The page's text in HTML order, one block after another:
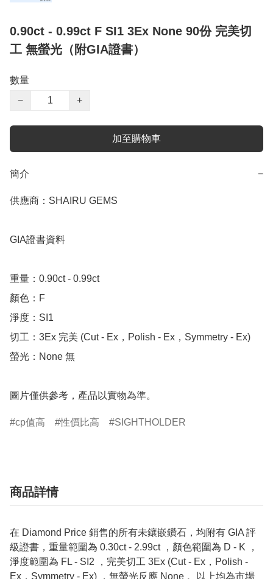
0.90ct - 0.99ct F SI1 3Ex None 90份 完美切
工 無螢光（附GIA證書）
數量
−
+
加至購物車
簡介 −
供應商：SHAIRU GEMS
GIA證書資料
重量：0.90ct - 0.99ct
顏色：F
淨度：SI1
切工：3Ex 完美 (Cut - Ex，Polish - Ex，Symmetry - Ex)
螢光：None 無
圖片僅供參考，產品以實物為準。
cp值高 性價比高 SIGHTHOLDER
商品詳情
在 Diamond Price 銷售的所有未鑲嵌鑽石，均附有 GIA 評
級證書，重量範圍為 0.30ct - 2.99ct ，顏色範圍為 D - K ，
淨度範圍為 FL - SI2 ，完美切工 3Ex (Cut - Ex，Polish -
Ex，Symmetry - Ex) ，無螢光反應 None 。以上均為市場